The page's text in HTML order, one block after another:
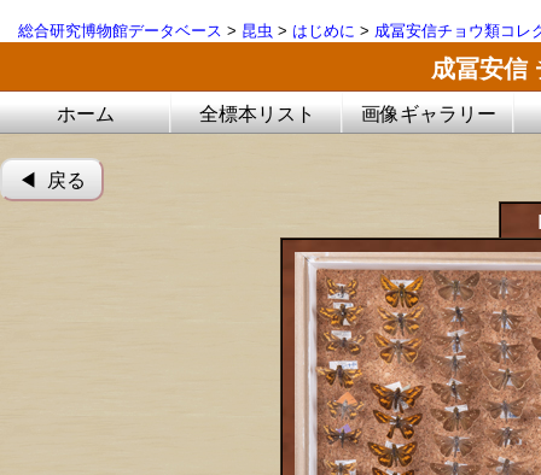
総合研究博物館データベース > 昆虫 > はじめに > 成冨安信チョウ類コレ
成冨安信
ホーム 全標本リスト 画像ギャラリー
◀︎ 戻る